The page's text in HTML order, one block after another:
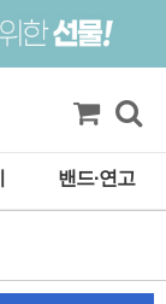
밴드·연고